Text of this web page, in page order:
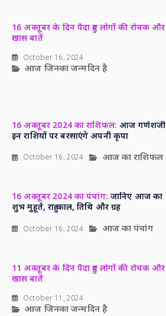
16 अक्तूबर के दिन पैदा हुए लोगों की रोचक और
खास बातें
October 16, 2024
आज जिनका जन्मदिन है
16 अक्तूबर 2024 का राशिफल: आज गणेशजी
इन राशियों पर बरसाएंगे अपनी कृपा
October 16, 2024 आज का राशिफल
16 अक्तूबर 2024 का पंचांग: जानिए आज का
शुभ मुहूर्त, राहु काल, तिथि और ग्रह
October 16, 2024 आज का पंचांग
11 अक्तूबर के दिन पैदा हुए लोगों की रोचक और
खास बातें
October 11, 2024
आज जिनका जन्मदिन है